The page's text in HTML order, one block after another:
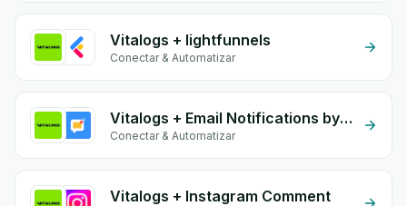
Vitalogs + lightfunnels
Conectar & Automatizar
Vitalogs + Email Notifications by eGrow
Conectar & Automatizar
Vitalogs + Instagram Comment